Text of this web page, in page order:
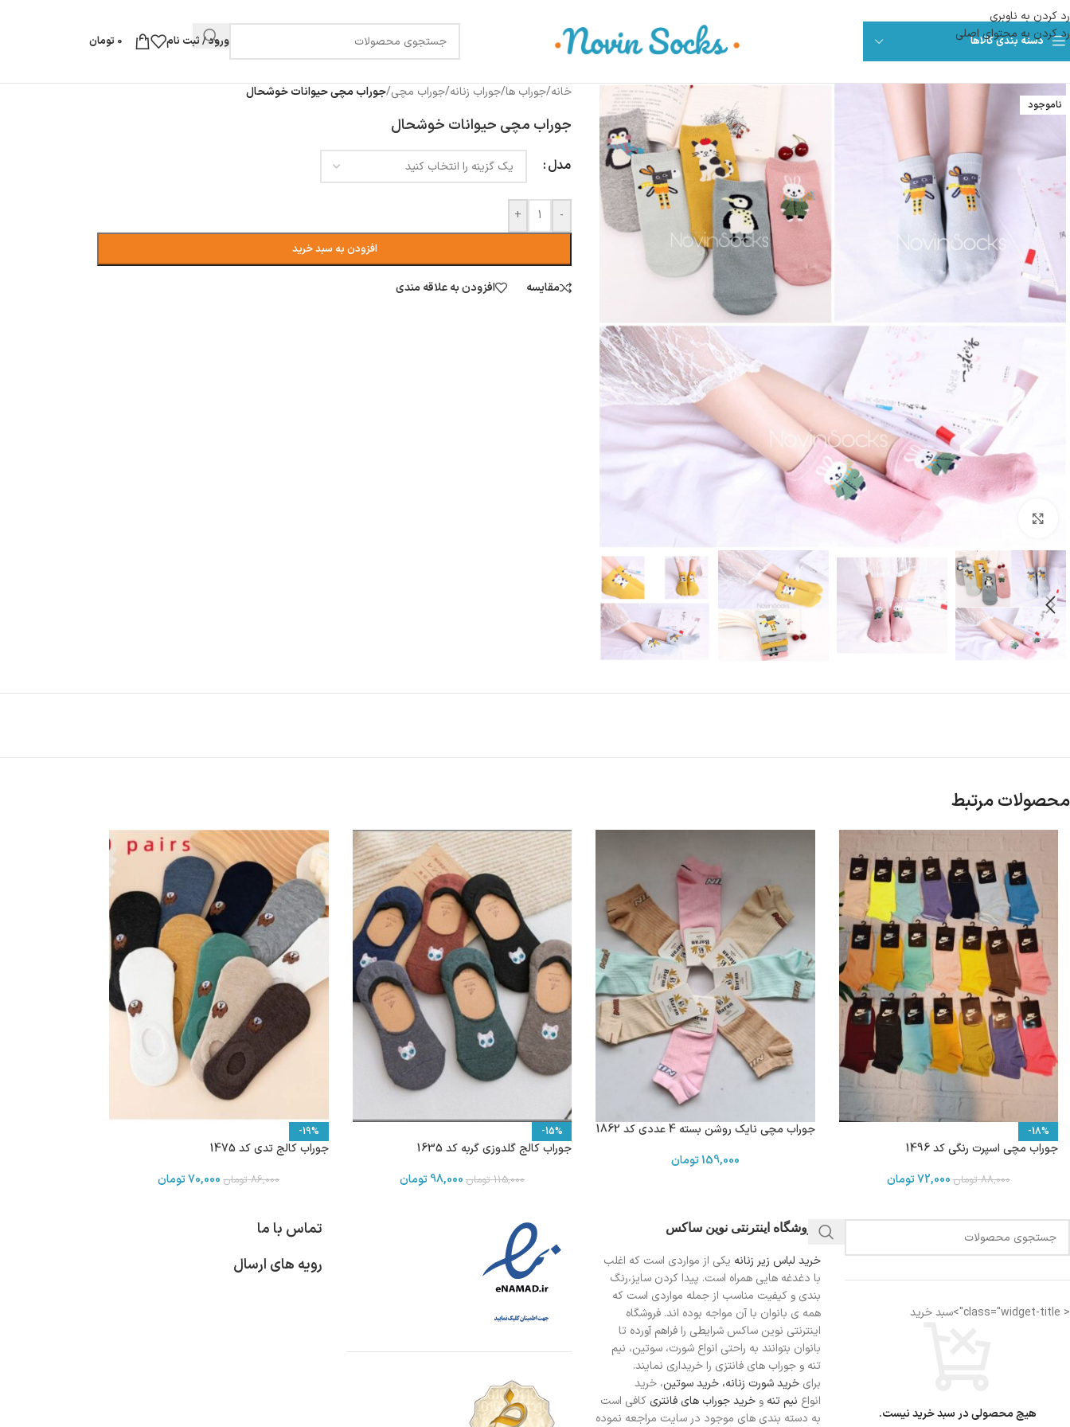
رد کردن به ناوبری
رد کردن به محتوای اصلی
دسته بندی کالاها ورود / ثبت نام 0 تومان
ناموجود
خانه/جوراب ها/جوراب زنانه/جوراب مچی/جوراب مچی حیوانات خوشحال
جوراب مچی حیوانات خوشحال
مدل
-
+
افزودن به سبد خرید
مقایسه افزودن به علاقه مندی
محصولات مرتبط
-18%
جوراب مچی اسپرت رنگی کد 1496
88,000 تومان 72,000تومان
جوراب مچی نایک روشن بسته 4 عددی کد 1862
159,000تومان
-15%
جوراب کالج گلدوزی گربه کد 1635
115,000 تومان 98,000 تومان
-19%
جوراب کالج تدی کد 1475
86,000 تومان 70,000تومان
< class="widget-title">سبد خرید
هیچ محصولی در سبد خرید نیست.
فروشگاه اینترنتی نوین ساکس
خرید لباس زیر زنانه یکی از مواردی است که اغلب
با دغدغه هایی همراه است. پیدا کردن سایز،رنگ
بندی و کیفیت مناسب از جمله مواردی است که
همه ی بانوان با آن مواجه بوده اند. فروشگاه
اینترنتی نوین ساکس شرایطی را فراهم آورده تا
بانوان بتوانند به راحتی انواع شورت، سوتین، نیم
تنه و جوراب های فانتزی را خریداری نمایند.
برای خرید شورت زنانه، خرید سوتین، خرید
انواع نیم تنه و خرید جوراب های فانتری کافی است
به دسته بندی های موجود در سایت مراجعه نموده
تماس با ما
رویه های ارسال